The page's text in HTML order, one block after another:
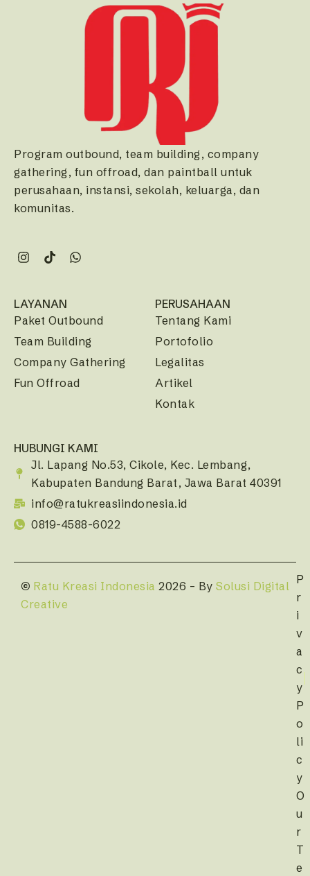
Program outbound, team building, company
gathering, fun offroad, dan paintball untuk
perusahaan, instansi, sekolah, keluarga, dan
komunitas.
LAYANAN
Paket Outbound
Team Building
Company Gathering
Fun Offroad
PERUSAHAAN
Tentang Kami
Portofolio
Legalitas
Artikel
Kontak
HUBUNGI KAMI
Jl. Lapang No.53, Cikole, Kec. Lembang,
Kabupaten Bandung Barat, Jawa Barat 40391
info@ratukreasiindonesia.id
0819-4588-6022
© Ratu Kreasi Indonesia 2026 – By Solusi Digital
Creative
P
r
i
v
a
c
y
P
o
li
c
y
O
u
r
T
e